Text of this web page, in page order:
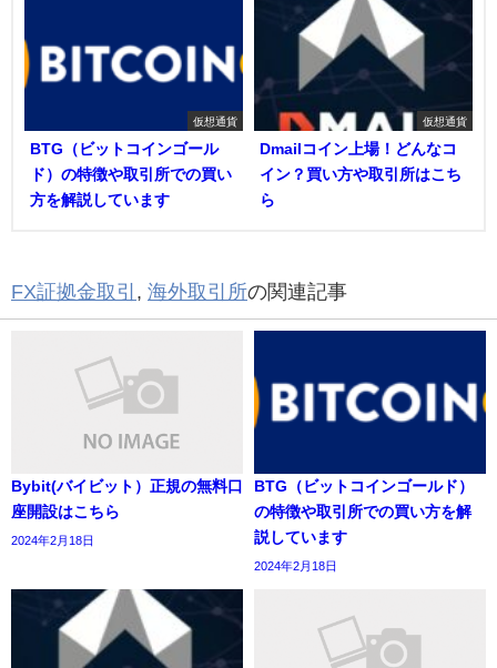
仮想通貨
BTG（ビットコインゴール
ド）の特徴や取引所での買い
方を解説しています
仮想通貨
Dmailコイン上場！どんなコ
イン？買い方や取引所はこち
ら
FX証拠金取引 , 海外取引所の関連記事
Bybit(バイビット）正規の無料口
座開設はこちら
2024年2月18日
BTG（ビットコインゴールド）
の特徴や取引所での買い方を解
説しています
2024年2月18日